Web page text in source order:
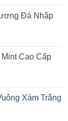
Đá Nhập
Cao Cấp
Xám Trắng